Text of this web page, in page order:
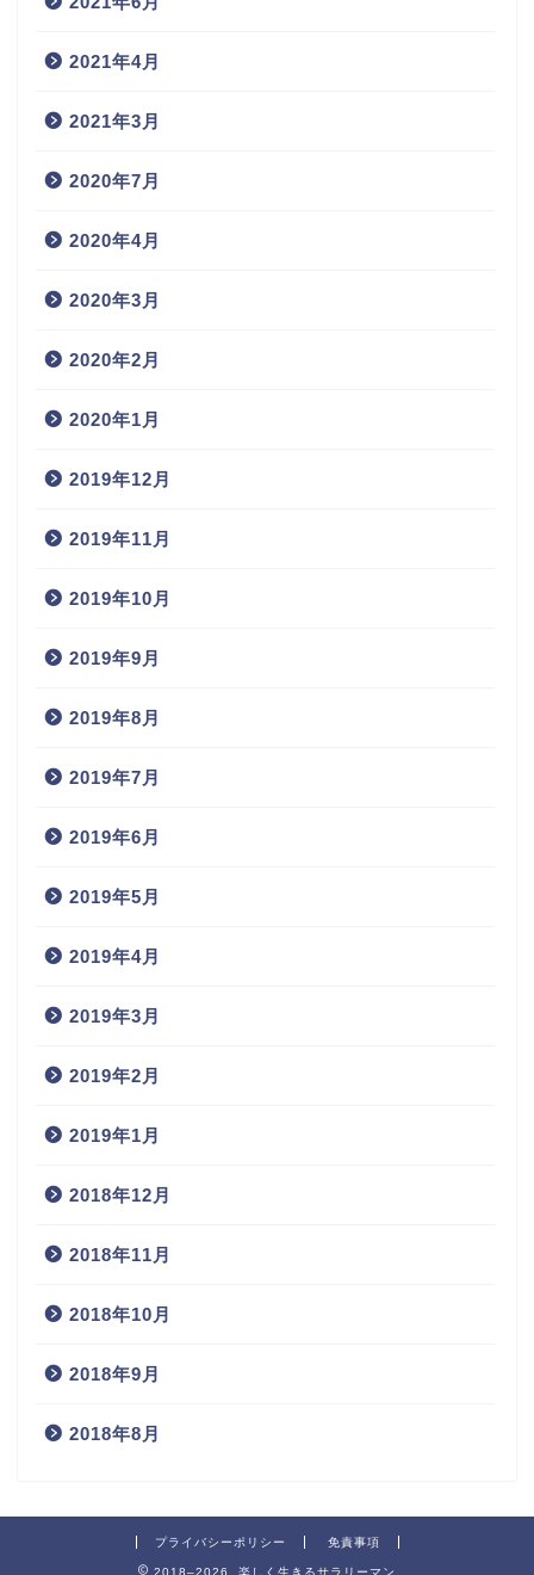
2021年4月
2021年3月
2020年7月
2020年4月
2020年3月
2020年2月
2020年1月
2019年12月
2019年11月
2019年10月
2019年9月
2019年8月
2019年7月
2019年6月
2019年5月
2019年4月
2019年3月
2019年2月
2019年1月
2018年12月
2018年11月
2018年10月
2018年9月
2018年8月
プライバシーポリシー 免責事項
2018–2026 楽しく生きるサラリーマン